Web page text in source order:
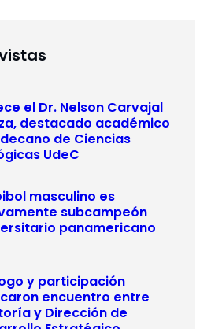
el Dr. Nelson Carvajal
destacado académico
de Ciencias
UdeC
masculino es
subcampeón
panamericano
y participación
encuentro entre
y Dirección de